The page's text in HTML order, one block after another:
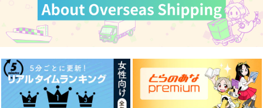
1,100円（税込）
サンプル
作品詳細
黎明
どんどはれ
2,829円（税込）
サンプル
作品詳細
TOWARD LOVE CAL
LS #2
いもたれたまご
1,572円（税込）
杉元佐一×尾形百之助
サンプル
作品詳細